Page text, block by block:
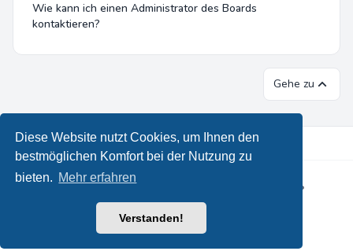
Diese Website nutzt Cookies, um Ihnen den
bestmöglichen Komfort bei der Nutzung zu
bieten. Mehr erfahren
Verstanden!
Wie kann ich einen Administrator des Boards
kontaktieren?
Gehe zu
Powered byphpBB® Forum Software © phpBB Limited
•
Leenoz
Deutsche Übersetzung durchphpBB.de
Nutzungsbedingungen|Alle Zeiten sind